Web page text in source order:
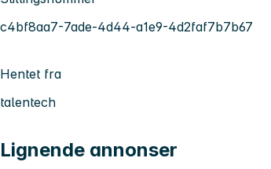
c4bf8aa7-7ade-4d44-a1e9-4d2faf7b7b67
Hentet fra
talentech
Lignende annonser